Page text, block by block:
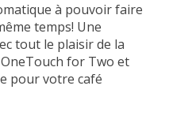
à pouvoir faire
temps! Une
tout le plaisir de la
for Two et
pour votre café